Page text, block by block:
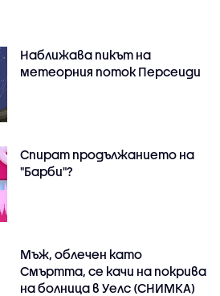
Наближава пикът на
метеорния поток Персеиди
Спират продължанието на
"Барби"?
Мъж, облечен като
Смъртта, се качи на покрива
на болница в Уелс (СНИМКА)